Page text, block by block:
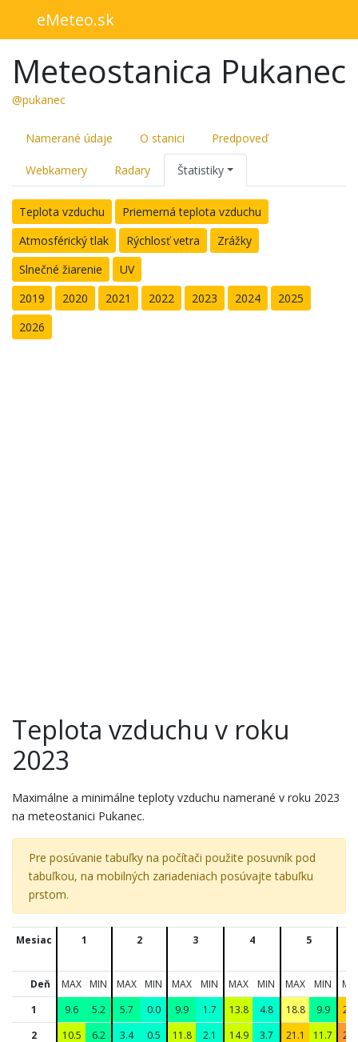
eMeteo.sk
Meteostanica Pukanec
@pukanec
Namerané údaje O stanici Predpoveď
Webkamery Radary Štatistiky
Teplota vzduchu
Priemerná teplota vzduchu
Atmosférický tlak
Rýchlosť vetra
Zrážky
Slnečné žiarenie
UV
2019
2020 2021 2022 2023 2024
2025
2026
Teplota vzduchu v roku
2023
Maximálne a minimálne teploty vzduchu namerané v roku 2023
na meteostanici Pukanec.
Pre posúvanie tabuľky na počítači použite posuvník pod
tabuľkou, na mobilných zariadeniach posúvajte tabuľku
prstom.
Mesiac 1 2 3 4 5
Deň MAX MIN MAX MIN MAX MIN MAX MIN MAX MIN
1
9.6 5.2 5.7 0.0 9.9 1.7 13.8 4.8 18.8 9.9
2
10.5 6.2 3.4 0.5 11.8 2.1 14.9 3.7 21.1 11.7